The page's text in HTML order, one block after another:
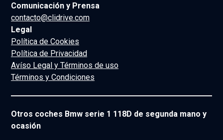
Comunicación y Prensa
contacto@clidrive.com
Legal
Política de Cookies
Política de Privacidad
Avíso Legal y Términos de uso
Términos y Condiciones
Otros coches Bmw serie 1 118D de segunda mano y
ocasión